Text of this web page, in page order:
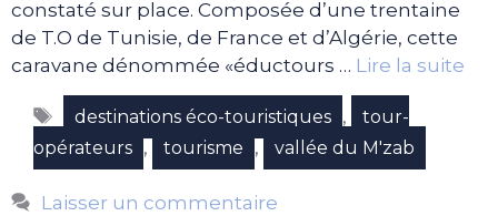
constaté sur place. Composée d’une trentaine
de T.O de Tunisie, de France et d’Algérie, cette
caravane dénommée «éductours … Lire la suite
Étiquettes
destinations éco-touristiques ,
tour-
opérateurs , tourisme , vallée du M'zab
Laisser un commentaire